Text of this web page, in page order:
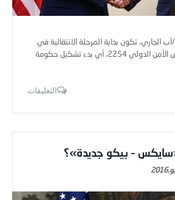
تكون بداية المرحلة الانتقالية في
سورية، وفقاَ لقرار مجلس الأمن الدولي 2254، أي بدء تشكيل حكومة
التعليقات
– بيكو جديدة»؟